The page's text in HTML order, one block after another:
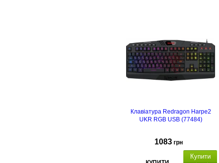
Клавіатура Redragon Harpe2
UKR RGB USB (77484)
1083 грн
Купити